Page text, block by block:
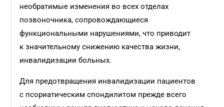
необратимые изменения во всех отделах
позвоночника, сопровождающиеся
функциональными нарушениями, что приводит
к значительному снижению качества жизни,
инвалидизации больных.
Для предотвращения инвалидизации пациентов
с псориатическим спондилитом прежде всего